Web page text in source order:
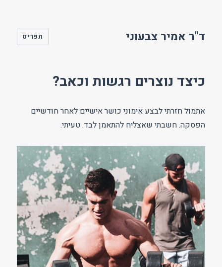
ד"ר אמיר צבעוני תפריט
כיצד נוצרים רגשות וכאב?
אתמול חזרתי לבצע אימוני כושר אישיים לאחר חודשיים
הפסקה. חשבתי שאצליח להתאמן לבד. טעיתי.